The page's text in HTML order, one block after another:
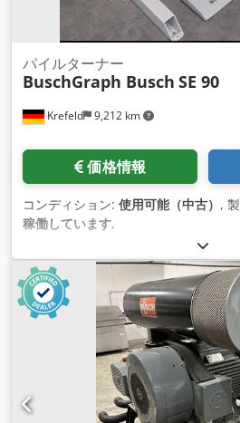
Krefeld 9,212 km
パイルターナー
BuschGraph Busch SE 90
価格情報
コンディション: 使用可能（中古） ,
稼働しています,